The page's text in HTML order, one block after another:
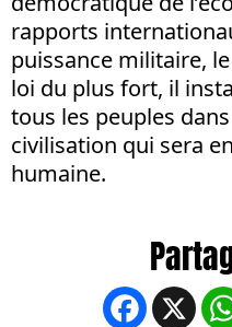
rapports
puissance militaire,
loi du plus fort, il
tous les peuples
civilisation qui sera
humaine.
X